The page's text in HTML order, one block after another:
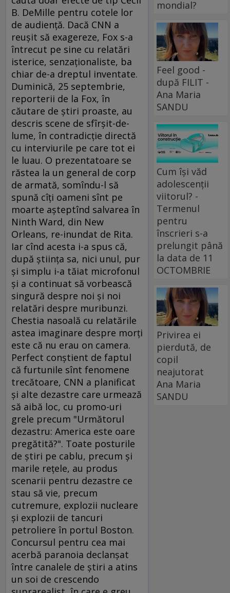
B. DeMille pentru cotele lor
de audienţă. Dacă CNN a
reuşit să exagereze, Fox s-a
întrecut pe sine cu relatări
isterice, senzaţionaliste, ba
chiar de-a dreptul inventate.
Duminică, 25 septembrie,
reporterii de la Fox, în
căutare de ştiri proaste, au
descris scene de sfîrşit-de-
lume, în contradicţie directă
cu interviurile pe care tot ei
le luau. O prezentatoare se
răstea la un general de corp
de armată, somîndu-l să
spună cîţi oameni sînt pe
moarte aşteptînd salvarea în
Ninth Ward, din New
Orleans, re-inundat de Rita.
Iar cînd acesta i-a spus că,
după ştiinţa sa, nici unul, pur
şi simplu i-a tăiat microfonul
şi a continuat să vorbească
singură despre noi şi noi
relatări despre muribunzi.
Chestia nasoală cu relatările
astea imaginare despre morţi
este că nu erau on camera.
Perfect conştient de faptul
că furtunile sînt fenomene
trecătoare, CNN a planificat
şi alte dezastre care urmează
să aibă loc, cu promo-uri
grele precum "Următorul
dezastru: America este oare
pregătită?". Toate posturile
de ştiri pe cablu, precum şi
marile reţele, au produs
scenarii pentru dezastre ce
stau să vie, precum
cutremure, explozii nucleare
şi explozii de tancuri
petroliere în portul Boston.
Concursul pentru cea mai
acerbă paranoia declanşat
între canalele de ştiri a atins
un soi de crescendo
mondial?
Feel good -
după FILIT -
Ana Maria
SANDU
Cum își văd
adolescenții
viitorul? -
Termenul
pentru
înscrieri s-a
prelungit până
la data de 11
OCTOMBRIE
Privirea ei
pierdută, de
copil
neajutorat
Ana Maria
SANDU